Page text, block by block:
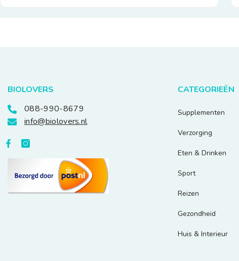
BIOLOVERS
088-990-8679
info@biolovers.nl
CATEGORIEËN
Supplementen
Verzorging
Eten & Drinken
Sport
Reizen
Gezondheid
Huis & Interieur